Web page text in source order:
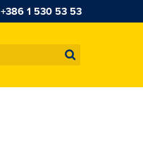
+386 1 530 53 53